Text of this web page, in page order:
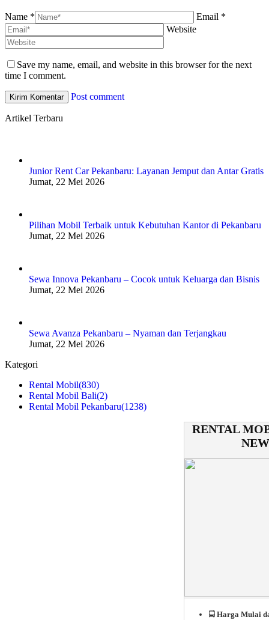
Name *
Email *
Website
Save my name, email, and website in this browser for the next
time I comment.
Post comment
Artikel Terbaru
Junior Rent Car Pekanbaru: Layanan Jemput dan Antar Gratis
Jumat, 22 Mei 2026
Pilihan Mobil Terbaik untuk Kebutuhan Kantor di Pekanbaru
Jumat, 22 Mei 2026
Sewa Innova Pekanbaru – Cocok untuk Keluarga dan Bisnis
Jumat, 22 Mei 2026
Sewa Avanza Pekanbaru – Nyaman dan Terjangkau
Jumat, 22 Mei 2026
Kategori
Rental Mobil(830)
Rental Mobil Bali(2)
Rental Mobil Pekanbaru(1238)
RENTAL
🚍 Harga Mulai